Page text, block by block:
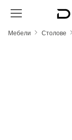
Преминете към
Мебели Столове